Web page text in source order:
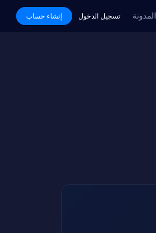
Academy المدونة تسجيل الدخول إنشاء حساب